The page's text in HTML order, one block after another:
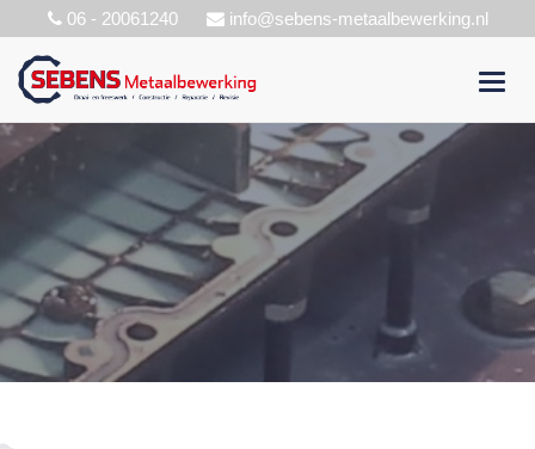
06 - 20061240 info@sebens-metaalbewerking.nl